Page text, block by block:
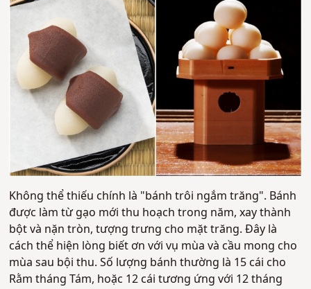
Không thể thiếu chính là "bánh trôi ngắm trăng". Bánh
được làm từ gạo mới thu hoạch trong năm, xay thành
bột và nặn tròn, tượng trưng cho mặt trăng. Đây là
cách thể hiện lòng biết ơn với vụ mùa và cầu mong cho
mùa sau bội thu. Số lượng bánh thường là 15 cái cho
Rằm tháng Tám, hoặc 12 cái tương ứng với 12 tháng